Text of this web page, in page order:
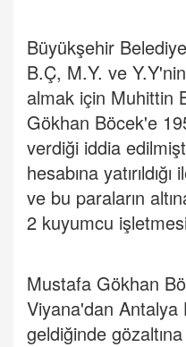
Büyükşehir
B.Ç, M.Y. ve
almak için Muhittin
Gökhan Böcek'e
verdiği iddia
hesabına
ve bu paraların
2 kuyumcu
Mustafa Gökhan
Viyana'dan Antalya
geldiğinde